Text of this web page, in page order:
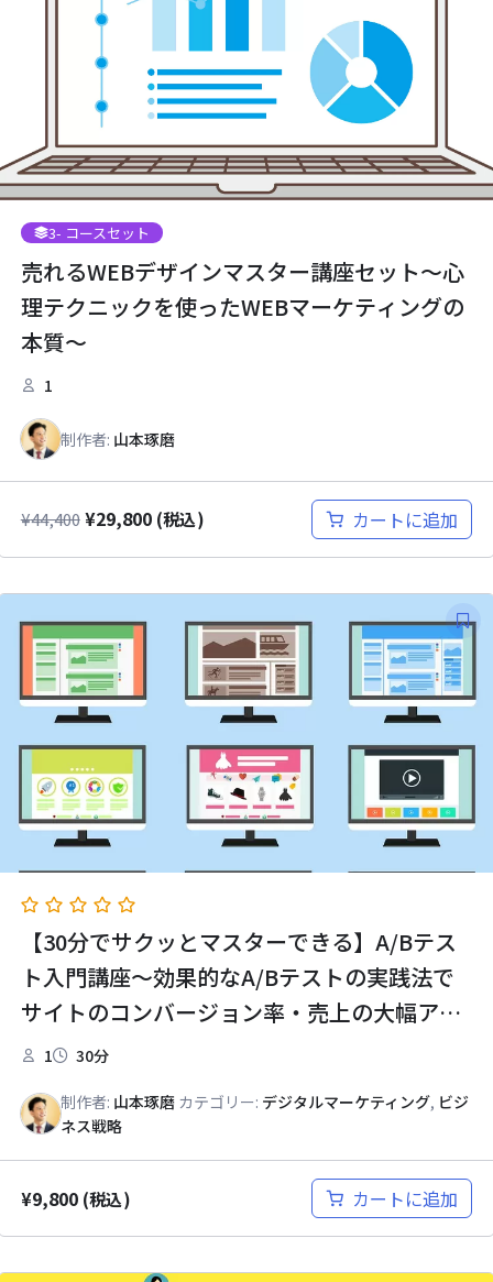
3- コースセット
売れるWEBデザインマスター講座セット～心
理テクニックを使ったWEBマーケティングの
本質～
1
制作者: 山本琢磨
¥44,400 ¥29,800 (税込) カートに追加
【30分でサクッとマスターできる】A/Bテス
ト入門講座～効果的なA/Bテストの実践法で
サイトのコンバージョン率・売上の大幅アッ
プ～
1 30分
制作者: 山本琢磨カテゴリー: デジタルマーケティング, ビジ
ネス戦略
¥9,800 (税込) カートに追加